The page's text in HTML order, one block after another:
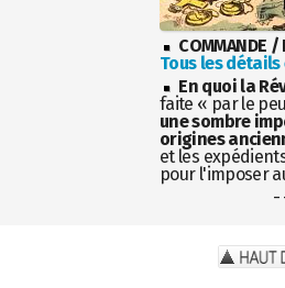
COMMANDE
Tous les détails
En quoi la
faite « par le
une sombre
origines
et les
pour l'imposer
-